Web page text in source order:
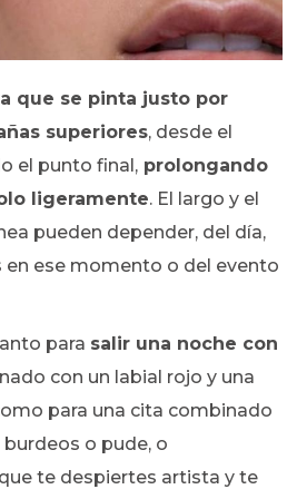
que se pinta justo por
superiores, desde el
el punto final, prolongando
ligeramente. El largo y el
pueden depender, del día,
en ese momento o del evento
para salir una noche con
con un labial rojo y una
para una cita combinado
o pude, o
te despiertes artista y te